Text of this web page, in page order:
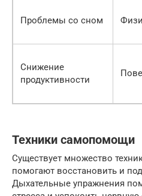
Проблемы со сном
Снижение
продуктивности
Техники самопомощи
Существует множество
помогают восстановить и
Дыхательные упражнения